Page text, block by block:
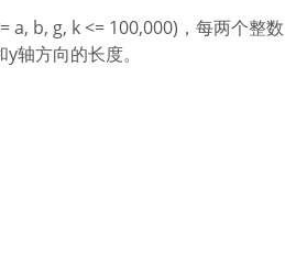
a, b, g, k <= 100,000)，每两个整数
轴方向的长度。